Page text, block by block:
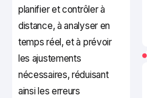
planifier et contrôler à
distance, à analyser en
temps réel, et à prévoir
les ajustements
nécessaires, réduisant
ainsi les erreurs